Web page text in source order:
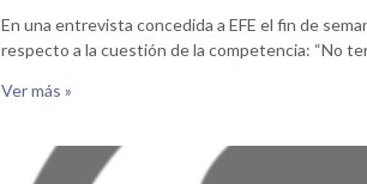
En una entrevista concedida a EFE el fin de
respecto a la cuestión de la competencia: “No
Ver más »